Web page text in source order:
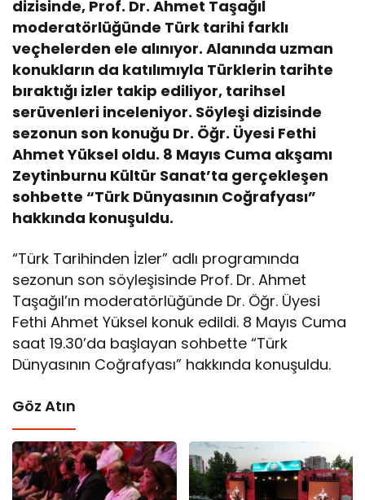
dizisinde, Prof. Dr. Ahmet Taşağıl
moderatörlüğünde Türk tarihi farklı
veçhelerden ele alınıyor. Alanında uzman
konukların da katılımıyla Türklerin tarihte
bıraktığı izler takip ediliyor, tarihsel
serüvenleri inceleniyor. Söyleşi dizisinde
sezonun son konuğu Dr. Öğr. Üyesi Fethi
Ahmet Yüksel oldu. 8 Mayıs Cuma akşamı
Zeytinburnu Kültür Sanat’ta gerçekleşen
sohbette “Türk Dünyasının Coğrafyası”
hakkında konuşuldu.
“Türk Tarihinden İzler” adlı programında
sezonun son söyleşisinde Prof. Dr. Ahmet
Taşağıl’ın moderatörlüğünde Dr. Öğr. Üyesi
Fethi Ahmet Yüksel konuk edildi. 8 Mayıs Cuma
saat 19.30’da başlayan sohbette “Türk
Dünyasının Coğrafyası” hakkında konuşuldu.
Göz Atın